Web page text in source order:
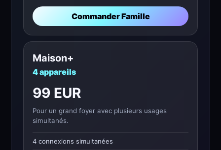
Commander Famille
Maison+
4 appareils
99 EUR
Pour un grand foyer avec plusieurs usages
simultanés.
4 connexions simultanées